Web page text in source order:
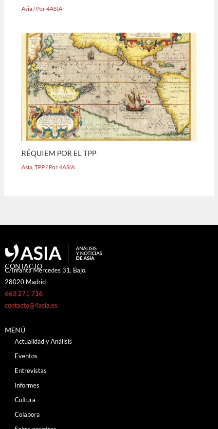
Asia/ Por4ASIA
RÉQUIEM POR EL TPP
Asia ,TPP/ Por4ASIA
CONTACTO
C/Infanta Mercedes 31, Bajo.
28020 Madrid
663 271 716
contacto@4asia.es
MENÚ
Actualidad y Análisis
Eventos
Entrevistas
Informes
Cultura
Colabora